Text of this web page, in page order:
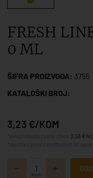
FRESH
0 ML
ŠIFRA PROIZVODA: 3755
KATALOŠKI BROJ:
3,23 €/KOM
2,58 €/
kom